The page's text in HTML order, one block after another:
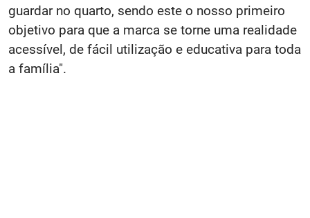
guardar no quarto, sendo este o nosso primeiro
objetivo para que a marca se torne uma realidade
acessível, de fácil utilização e educativa para toda
a família".